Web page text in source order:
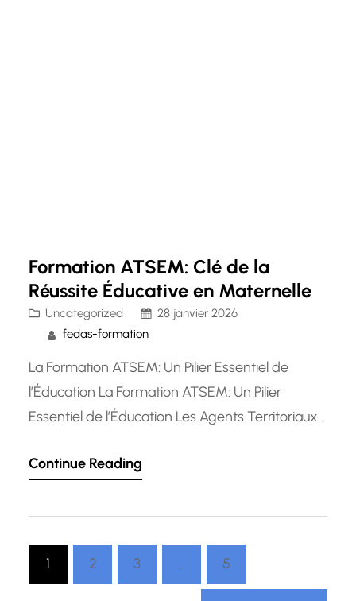
Formation ATSEM: Clé de la
Réussite Éducative en Maternelle
Uncategorized
28 janvier 2026
fedas-formation
La Formation ATSEM: Un Pilier Essentiel de
l’Éducation La Formation ATSEM: Un Pilier
Essentiel de l’Éducation Les Agents Territoriaux
jouent un rôle crucial dans le bon
contribution est essentielle pour assurer le bien-
enfants. La formation des ATSEM…
Continue Reading
1 2 3 … 5